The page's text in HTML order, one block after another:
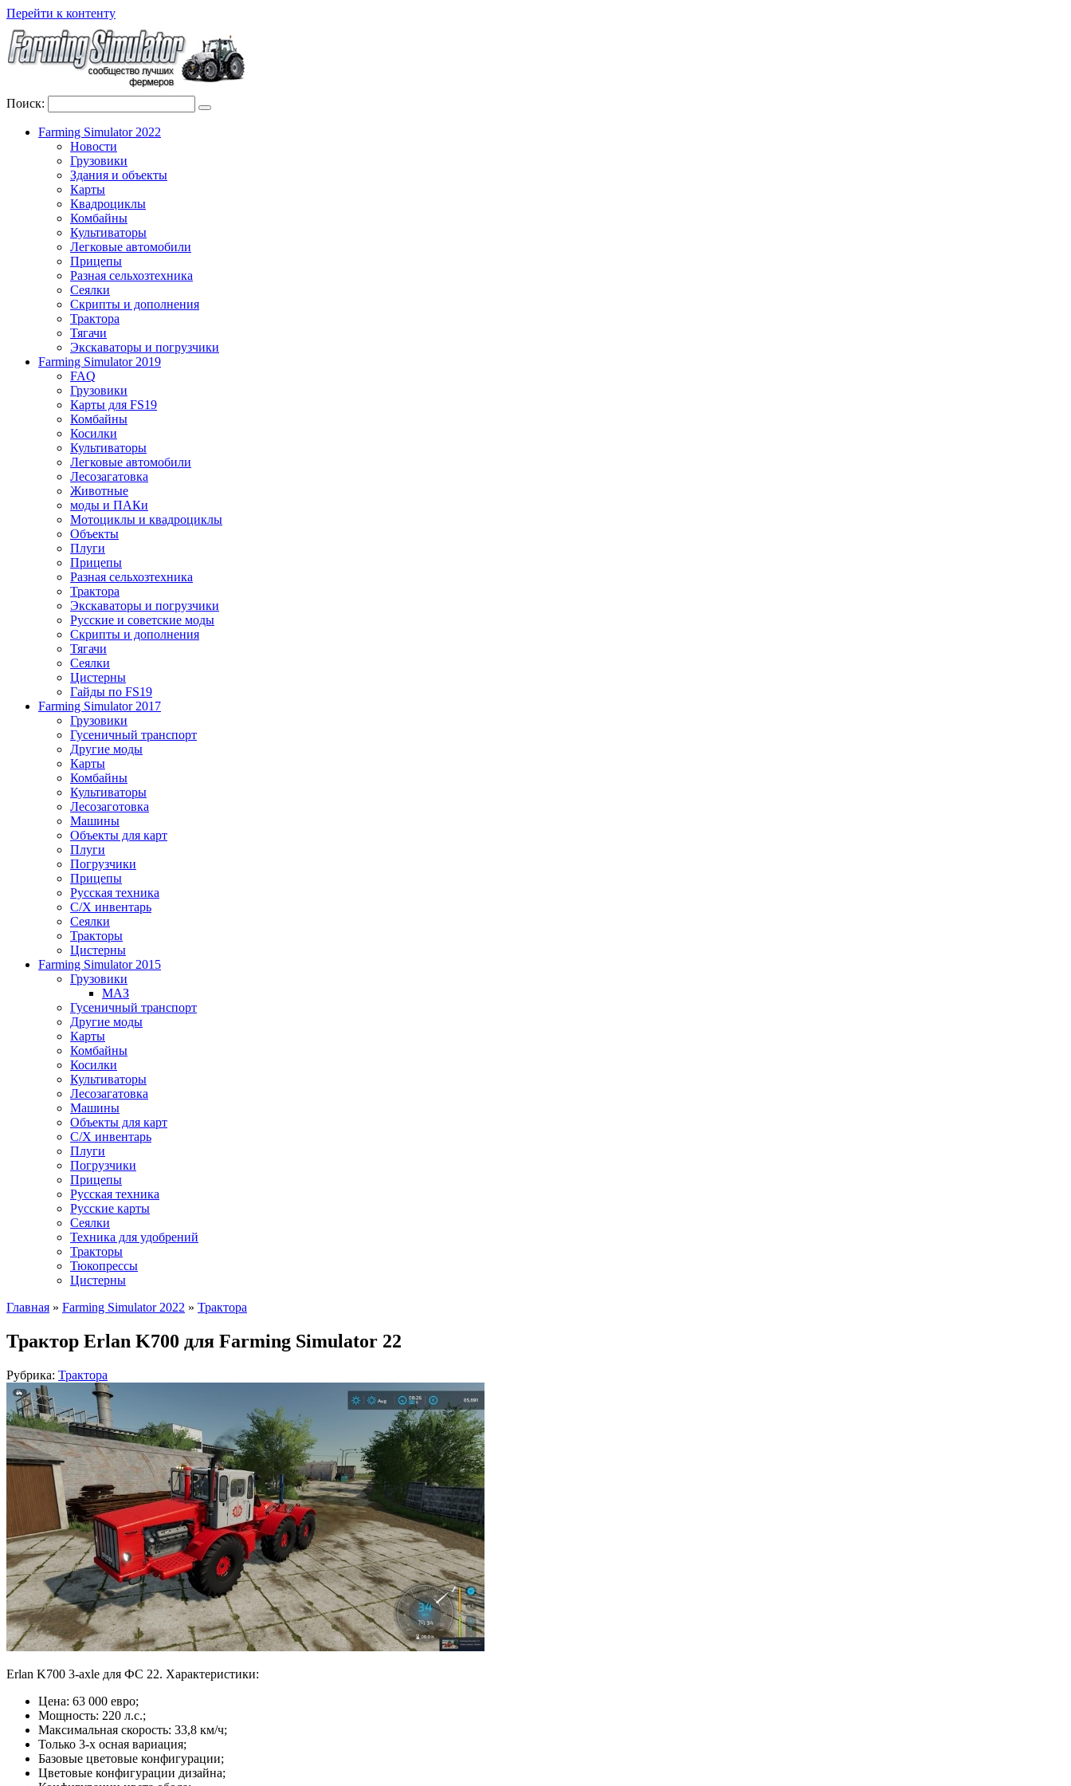
Перейти к контенту
Поиск:
Farming Simulator 2022
Новости
Грузовики
Здания и объекты
Карты
Квадроциклы
Комбайны
Культиваторы
Легковые автомобили
Прицепы
Разная сельхозтехника
Сеялки
Скрипты и дополнения
Трактора
Тягачи
Экскаваторы и погрузчики
Farming Simulator 2019
FAQ
Грузовики
Карты для FS19
Комбайны
Косилки
Культиваторы
Легковые автомобили
Лесозагатовка
Животные
моды и ПАКи
Мотоциклы и квадроциклы
Объекты
Плуги
Прицепы
Разная сельхозтехника
Трактора
Экскаваторы и погрузчики
Русские и советские моды
Скрипты и дополнения
Тягачи
Сеялки
Цистерны
Гайды по FS19
Farming Simulator 2017
Грузовики
Гусеничный транспорт
Другие моды
Карты
Комбайны
Культиваторы
Лесозаготовка
Машины
Объекты для карт
Плуги
Погрузчики
Прицепы
Русская техника
С/Х инвентарь
Сеялки
Тракторы
Цистерны
Farming Simulator 2015
Грузовики
МАЗ
Гусеничный транспорт
Другие моды
Карты
Комбайны
Косилки
Культиваторы
Лесозагатовка
Машины
Объекты для карт
С/Х инвентарь
Плуги
Погрузчики
Прицепы
Русская техника
Русские карты
Сеялки
Техника для удобрений
Тракторы
Тюкопрессы
Цистерны
Главная » Farming Simulator 2022 » Трактора
Трактор Erlan K700 для Farming Simulator 22
Рубрика: Трактора
Erlan K700 3-axle для ФС 22. Характеристики:
Цена: 63 000 евро;
Мощность: 220 л.с.;
Максимальная скорость: 33,8 км/ч;
Только 3-х осная вариация;
Базовые цветовые конфигурации;
Цветовые конфигурации дизайна;